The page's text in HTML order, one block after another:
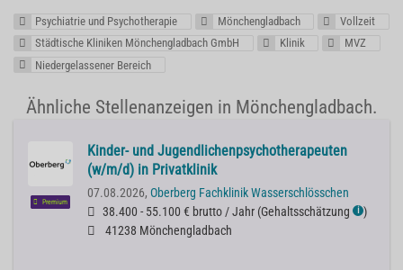
Psychiatrie und Psychotherapie Mönchengladbach
Vollzeit
Städtische Kliniken Mönchengladbach GmbH
Klinik
MVZ
Niedergelassener Bereich
Ähnliche Stellenanzeigen in Mönchengladbach.
Premium
Kinder- und Jugendlichenpsychotherapeuten
(w/m/d) in Privatklinik
07.08.2026, Oberberg Fachklinik Wasserschlösschen
38.400 - 55.100 € brutto / Jahr (Gehaltsschätzung ℹ )
41238 Mönchengladbach